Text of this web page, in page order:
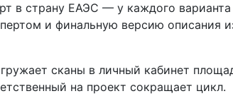
в страну ЕАЭС — у каждого
и финальную версию описания
сканы в личный кабинет
на проект сокращает цикл.